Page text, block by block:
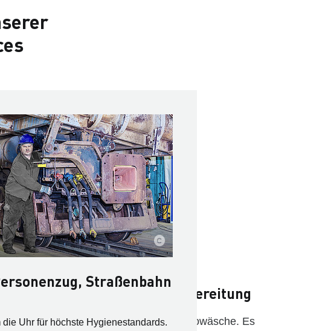
Straßenbahn
Uhr für höchste Hygienestandards.
Fahrgefühl mit der Autoaufbereitung
ist mehr als nur eine Autowäsche. Es